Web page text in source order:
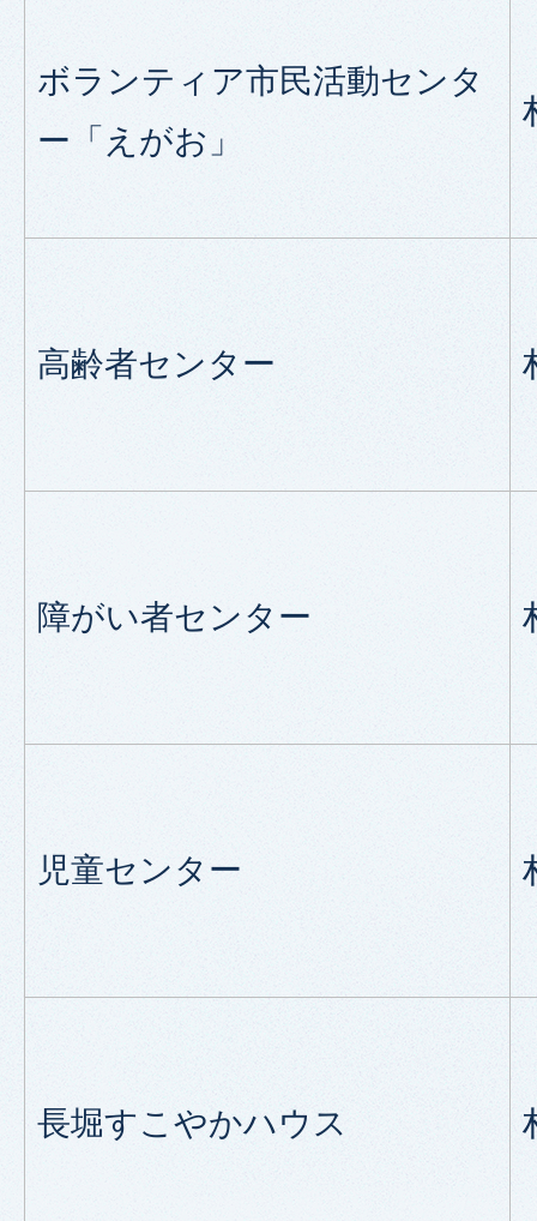
ボランティア市民活動センタ
ー「えがお」
高齢者センター
障がい者センター
児童センター
長堀すこやかハウス